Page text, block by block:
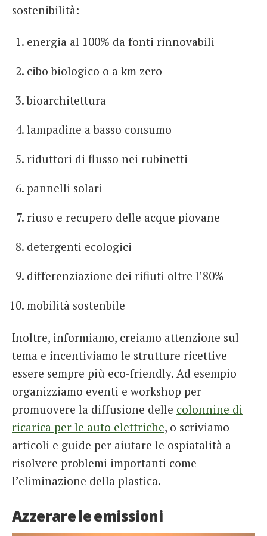
sostenibilità:
energia al 100% da fonti rinnovabili
cibo biologico o a km zero
bioarchitettura
lampadine a basso consumo
riduttori di flusso nei rubinetti
pannelli solari
riuso e recupero delle acque piovane
detergenti ecologici
differenziazione dei rifiuti oltre l’80%
mobilità sostenbile
Inoltre, informiamo, creiamo attenzione sul
tema e incentiviamo le strutture ricettive
essere sempre più eco-friendly. Ad esempio
organizziamo eventi e workshop per
promuovere la diffusione delle colonnine di
ricarica per le auto elettriche, o scriviamo
articoli e guide per aiutare le ospiatalità a
risolvere problemi importanti come
l’eliminazione della plastica.
Azzerare le emissioni